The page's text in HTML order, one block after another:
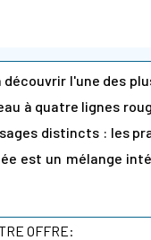
l'une des
à quatre lignes
distincts : les
est un mélange
OFFRE: